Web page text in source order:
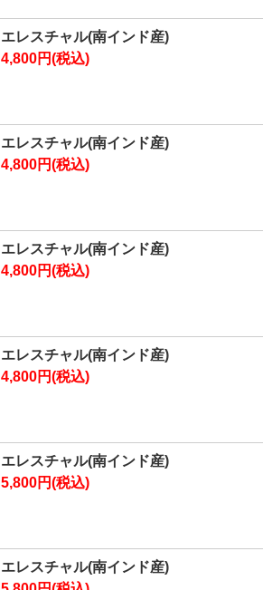
エレスチャル(南インド産)
4,800円(税込)
エレスチャル(南インド産)
4,800円(税込)
エレスチャル(南インド産)
4,800円(税込)
エレスチャル(南インド産)
4,800円(税込)
エレスチャル(南インド産)
5,800円(税込)
エレスチャル(南インド産)